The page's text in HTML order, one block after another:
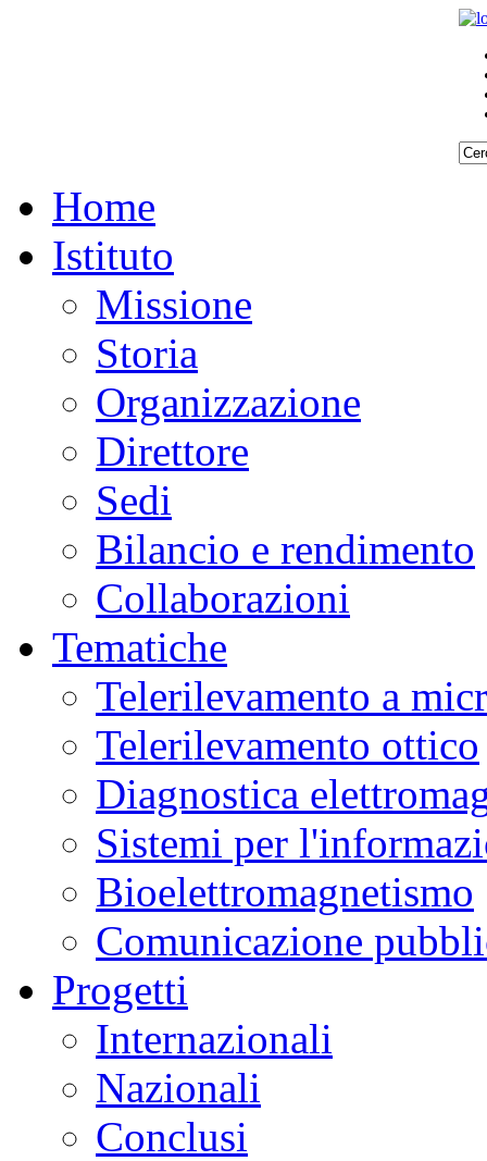
Home
Istituto
Missione
Storia
Organizzazione
Direttore
Sedi
Bilancio e rendimento
Collaborazioni
Tematiche
Telerilevamento a
Telerilevamento ottico
Diagnostica
Sistemi per
Bioelettromagnetismo
Comunicazione
Progetti
Internazionali
Nazionali
Conclusi